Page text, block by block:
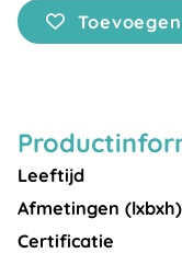
Leeftijd
Afmetingen (lxbxh)
Certificatie